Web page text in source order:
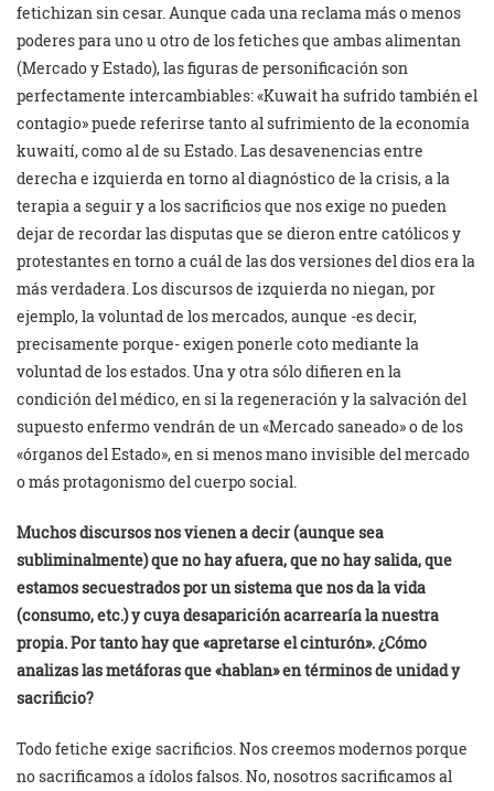
fetichizan sin cesar. Aunque cada una reclama más o menos
poderes para uno u otro de los fetiches que ambas alimentan
(Mercado y Estado), las figuras de personificación son
perfectamente intercambiables: «Kuwait ha sufrido también el
contagio» puede referirse tanto al sufrimiento de la economía
kuwaití, como al de su Estado. Las desavenencias entre
derecha e izquierda en torno al diagnóstico de la crisis, a la
terapia a seguir y a los sacrificios que nos exige no pueden
dejar de recordar las disputas que se dieron entre católicos y
protestantes en torno a cuál de las dos versiones del dios era la
más verdadera. Los discursos de izquierda no niegan, por
ejemplo, la voluntad de los mercados, aunque -es decir,
precisamente porque- exigen ponerle coto mediante la
voluntad de los estados. Una y otra sólo difieren en la
condición del médico, en si la regeneración y la salvación del
supuesto enfermo vendrán de un «Mercado saneado» o de los
«órganos del Estado», en si menos mano invisible del mercado
o más protagonismo del cuerpo social.
Muchos discursos nos vienen a decir (aunque sea
subliminalmente) que no hay afuera, que no hay salida, que
estamos secuestrados por un sistema que nos da la vida
(consumo, etc.) y cuya desaparición acarrearía la nuestra
propia. Por tanto hay que «apretarse el cinturón». ¿Cómo
analizas las metáforas que «hablan» en términos de unidad y
sacrificio?
Todo fetiche exige sacrificios. Nos creemos modernos porque
no sacrificamos a ídolos falsos. No, nosotros sacrificamos al